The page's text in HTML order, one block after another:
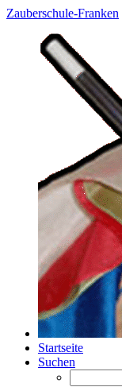
Zauberschule-Franken
Startseite
Suchen